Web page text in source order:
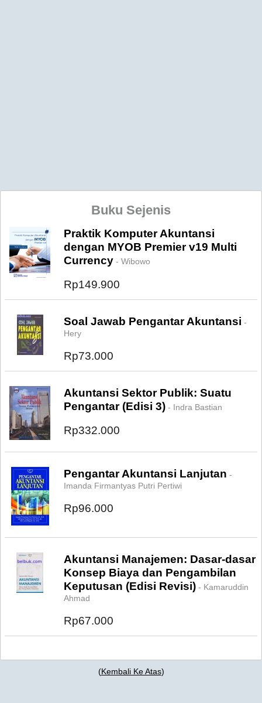
Buku Sejenis
Praktik Komputer Akuntansi
dengan MYOB Premier v19 Multi
Currency - Wibowo
Rp149.900
Soal Jawab Pengantar Akuntansi -
Hery
Rp73.000
Akuntansi Sektor Publik: Suatu
Pengantar (Edisi 3) - Indra Bastian
Rp332.000
Pengantar Akuntansi Lanjutan -
Imanda Firmantyas Putri Pertiwi
Rp96.000
Akuntansi Manajemen: Dasar-dasar
Konsep Biaya dan Pengambilan
Keputusan (Edisi Revisi) - Kamaruddin
Ahmad
Rp67.000
(Kembali Ke Atas)